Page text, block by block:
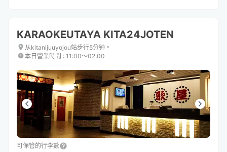
KARAOKEUTAYA KITA24JOTEN
从kitanijuuyojou站步行5分钟。
本日營業時間 : 11:00〜02:00
可保管的行李數